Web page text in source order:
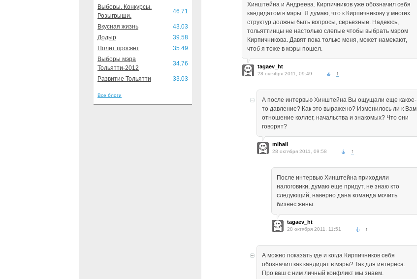
Выборы. Конкурсы.
Розыгрыши.
46.71
Вкусная жизнь
43.03
Додыр
39.58
Полит просвет
35.49
Выборы мэра
Тольятти-2012
34.76
Развитие Тольятти 33.03
Все блоги
Хинштейна и Андреева. Кирпичников уже обозначил себя
кандидатом в мэры. Я думаю, что к Кирпичникову у многих
структур должны быть вопросы, серьезные. Надеюсь,
тольяттинцы не настолько слепые чтобы выбрать мэром
Кирпичникова. Давят пока только меня, может намекают,
чтоб я тоже в мэры пошел.
tagaev_ht
28 октября 2011, 09:49 ↑
А после интервью Хинштейна Вы ощущали еще какое-
то давление? Как это выражено? Изменилось ли к Вам
отношение коллег, начальства и знакомых? Что они
говорят?
mihail
28 октября 2011, 09:58 ↑
После интервью Хинштейна приходили
налоговики, думаю еще придут, не знаю кто
следующий, наверно дана команда мочить
бизнес жены.
tagaev_ht
28 октября 2011, 11:51 ↑
А можно показать где и когда Кирпичников себя
обозначил как кандидат в мэры? Так для интереса.
Про ваш с ним личный конфликт мы знаем.